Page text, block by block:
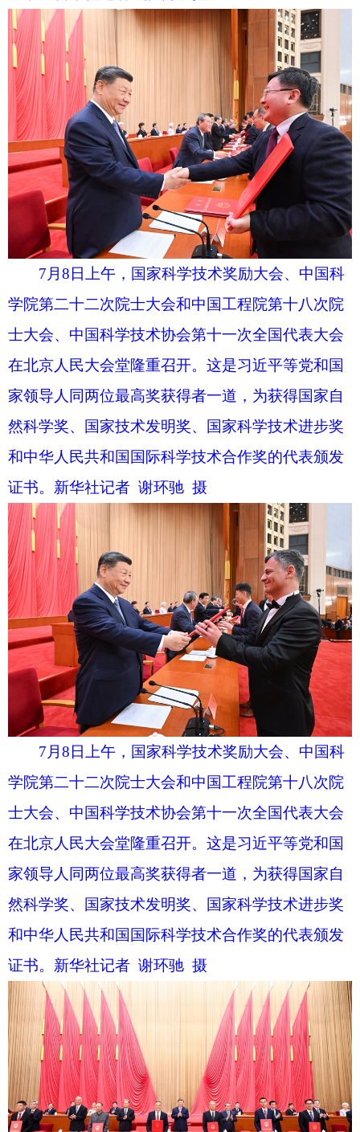
和中华人民共和国国际科学技术合作奖的代表颁发
证书。新华社记者 谢环驰 摄
7月8日上午，国家科学技术奖励大会、中国科
学院第二十二次院士大会和中国工程院第十八次院
士大会、中国科学技术协会第十一次全国代表大会
在北京人民大会堂隆重召开。这是习近平等党和国
然科学奖、国家技术发明奖、国家科学技术进步奖
和中华人民共和国国际科学技术合作奖的代表颁发
证书。新华社记者 黄敬文 摄
7月8日上午，国家科学技术奖励大会、中国科
学院第二十二次院士大会和中国工程院第十八次院
士大会、中国科学技术协会第十一次全国代表大会
在北京人民大会堂隆重召开。这是习近平等党和国
家领导人同两位最高奖获得者一道，为获得国家自
然科学奖、国家技术发明奖、国家科学技术进步奖
证书。新华社记者 黄敬文 摄
7月8日上午，国家科学技术奖励大会、中国科
学院第二十二次院士大会和中国工程院第十八次院
士大会、中国科学技术协会第十一次全国代表大会
在北京人民大会堂隆重召开。这是习近平等党和国